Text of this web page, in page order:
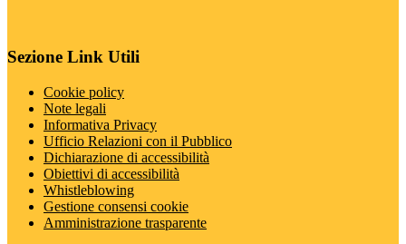
Sezione Link Utili
Cookie policy
Note legali
Informativa Privacy
Ufficio Relazioni con il Pubblico
Dichiarazione di accessibilità
Obiettivi di accessibilità
Whistleblowing
Gestione consensi cookie
Amministrazione trasparente